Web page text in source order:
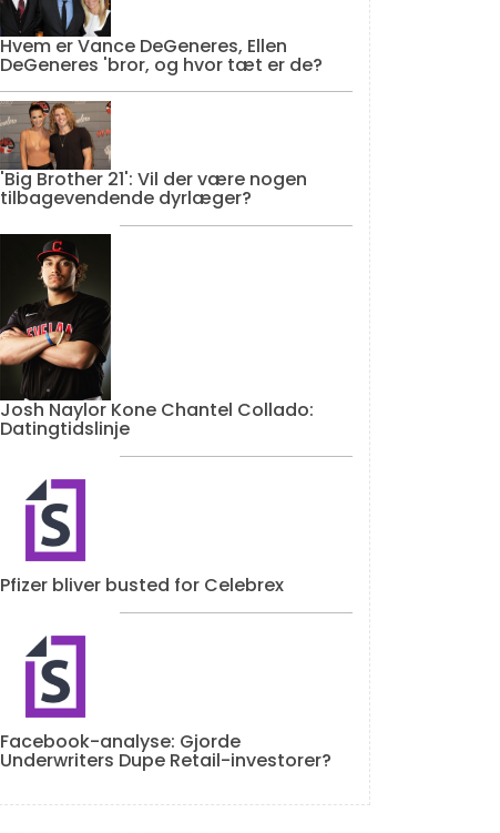
Hvem er Vance DeGeneres, Ellen
DeGeneres 'bror, og hvor tæt er de?
'Big Brother 21': Vil der være nogen
tilbagevendende dyrlæger?
Josh Naylor Kone Chantel Collado:
Datingtidslinje
Pfizer bliver busted for Celebrex
Facebook-analyse: Gjorde
Underwriters Dupe Retail-investorer?